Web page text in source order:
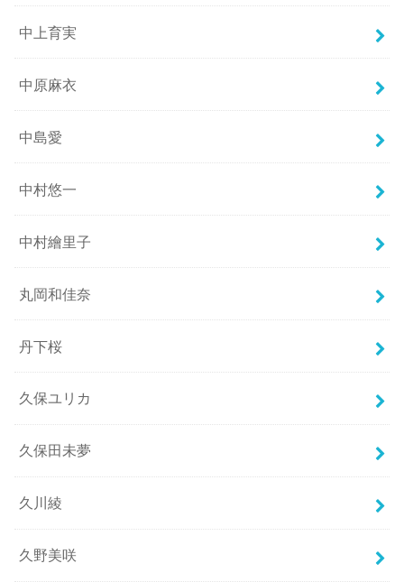
中上育実
中原麻衣
中島愛
中村悠一
中村繪里子
丸岡和佳奈
丹下桜
久保ユリカ
久保田未夢
久川綾
久野美咲